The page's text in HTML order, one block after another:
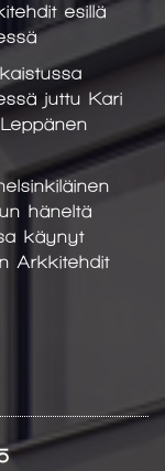
esillä
juttu Kari
häneltä
käynyt
Arkkitehdit